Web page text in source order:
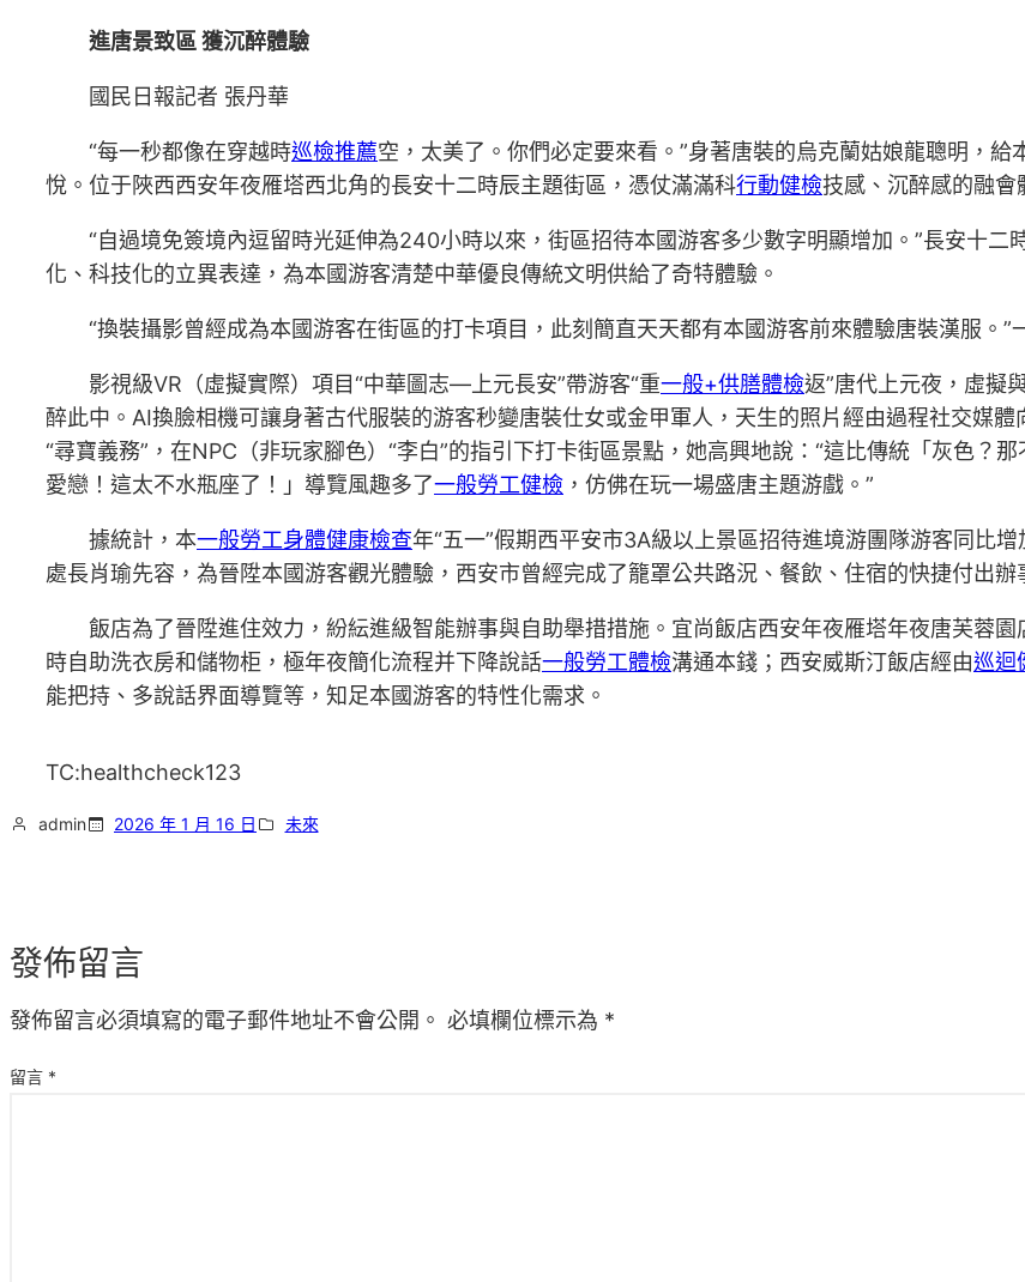
進唐景致區 獲沉醉體驗
國民日報記者 張丹華
“每一秒都像在穿越時巡檢推薦空，太美了。你們必定要來看。”身著唐裝的烏克蘭姑娘龍聰明，
悅。位于陜西西安年夜雁塔西北角的長安十二時辰主題街區，憑仗滿滿科行動健檢技感、沉醉感的融會
“自過境免簽境內逗留時光延伸為240小時以來，街區招待本國游客多少數字明顯增加。”長安十
化、科技化的立異表達，為本國游客清楚中華優良傳統文明供給了奇特體驗。
“換裝攝影曾經成為本國游客在街區的打卡項目，此刻簡直天天都有本國游客前來體驗唐裝漢服。”
影視級VR（虛擬實際）項目“中華圖志—上元長安”帶游客“重一般+供膳體檢返”唐代上元夜，虛擬
醉此中。AI換臉相機可讓身著古代服裝的游客秒變唐裝仕女或金甲軍人，天生的照片經由過程社交媒
“尋寶義務”，在NPC（非玩家腳色）“李白”的指引下打卡街區景點，她高興地說：“這比傳統「灰色？
愛戀！這太不水瓶座了！」導覽風趣多了一般勞工健檢 ，仿佛在玩一場盛唐主題游戲。”
據統計，本一般勞工身體健康檢查年“五一”假期西平安市3A級以上景區招待進境游團隊游客同比
處長肖瑜先容，為晉陞本國游客觀光體驗，西安市曾經完成了籠罩公共路況、餐飲、住宿的快捷付出辦
飯店為了晉陞進住效力，紛紜進級智能辦事與自助舉措措施。宜尚飯店西安年夜雁塔年夜唐芙蓉
時自助洗衣房和儲物柜，極年夜簡化流程并下降說話一般勞工體檢溝通本錢；西安威斯汀飯店經由巡迴
能把持、多說話界面導覽等，知足本國游客的特性化需求。
TC:healthcheck123
admin 2026 年 1 月 16 日 未來
發佈留言
發佈留言必須填寫的電子郵件地址不會公開。 必填欄位標示為 *
留言 *